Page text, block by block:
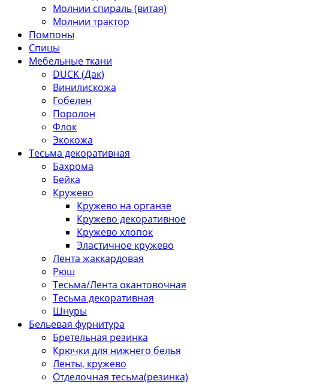
Молнии спираль (витая)
Молнии трактор
Помпоны
Спицы
Мебельные ткани
DUCK (Дак)
Винилискожа
Гобелен
Поролон
Флок
Экокожа
Тесьма декоративная
Бахрома
Бейка
Кружево
Кружево на органзе
Кружево декоративное
Кружево хлопок
Эластичное кружево
Лента жаккардовая
Рюш
Тесьма/Лента окантовочная
Тесьма декоративная
Шнуры
Бельевая фурнитура
Бретельная резинка
Крючки для нижнего белья
Ленты, кружево
Отделочная тесьма(резинка)